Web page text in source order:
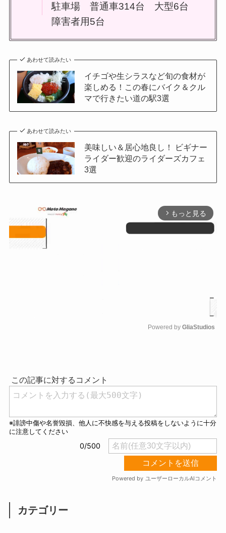
駐車場 普通車314台 大型6台
障害者用5台
あわせて読みたい
イチゴや生シラスなど旬の食材が
楽しめる！この春にバイク＆クル
マで行きたい道の駅3選
あわせて読みたい
美味しい＆居心地良し！ ビギナー
ライダー歓迎のライダーズカフェ
3選
arrow_forward_ios もっと見る
Powered by GliaStudios
カテゴリー